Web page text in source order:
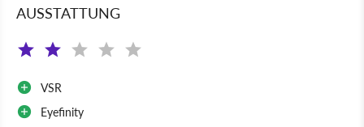
AUSSTATTUNG
VSR
Eyefinity